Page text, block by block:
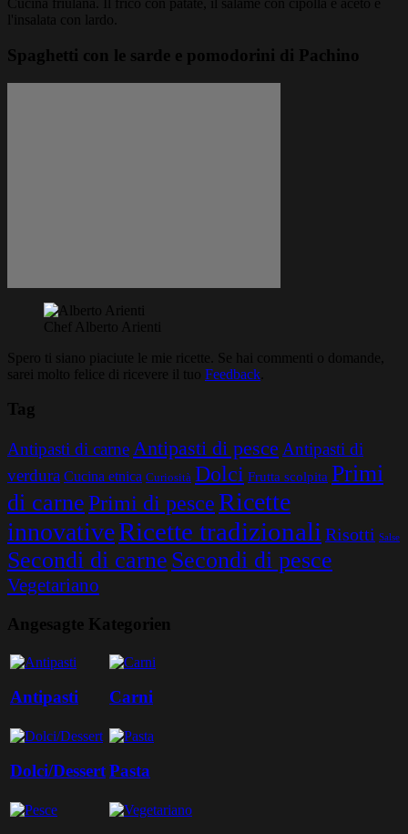
Cucina friulana. Il frico con patate, il salame con cipolla e aceto e
l'insalata con lardo.
Spaghetti con le sarde e pomodorini di Pachino
Chef Alberto Arienti
Spero ti siano piaciute le mie ricette. Se hai commenti o domande,
sarei molto felice di ricevere il tuo Feedback
Tag
Antipasti di carneAntipasti di pesce Antipasti di
verdura Cucina etnica Curiosità Dolci Frutta scolpita Primi
di carnePrimi di pesceRicette
innovativeRicette tradizionali Risotti Salse
Secondi di carne Secondi di pesce
Vegetariano
Angesagte Kategorien
Antipasti Carni
Dolci/DessertPasta